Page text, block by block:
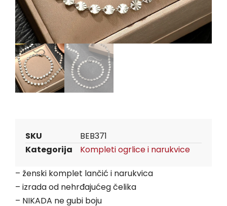
SKU BEB371
Kategorija Kompleti ogrlice i narukvice
– ženski komplet lančić i narukvica
– izrada od nehrđajućeg čelika
– NIKADA ne gubi boju